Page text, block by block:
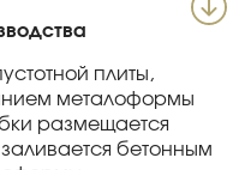
плиты,
металоформы
размещается
бетонным